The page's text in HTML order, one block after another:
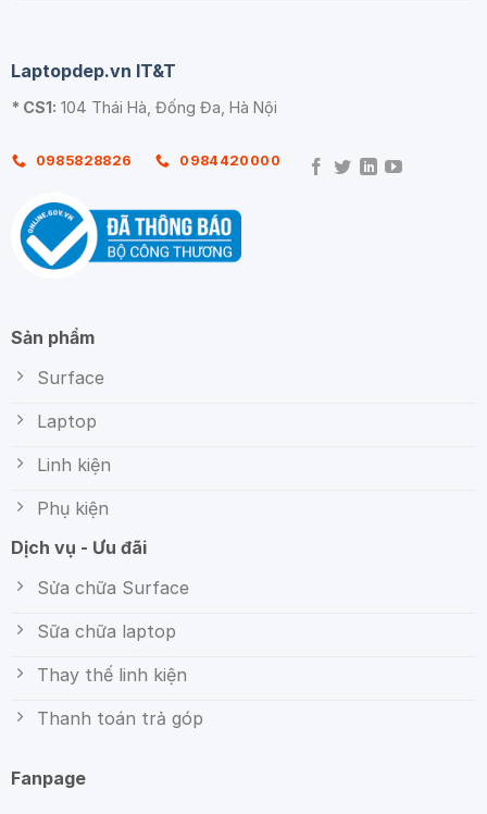
Laptopdep.vn IT&T
* CS1: 104 Thái Hà, Đống Đa, Hà Nội
0985828826 0984420000
Sản phẩm
Surface
Laptop
Linh kiện
Phụ kiện
Dịch vụ - Ưu đãi
Sửa chữa Surface
Sữa chữa laptop
Thay thế linh kiện
Thanh toán trả góp
Fanpage